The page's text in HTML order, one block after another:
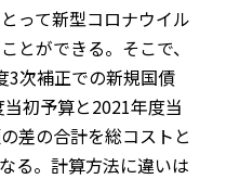
って新型コロナウイル
とができる。そこで、
3次補正での新規国債
初予算と2021年度当
差の合計を総コストと
る。計算方法に違いは